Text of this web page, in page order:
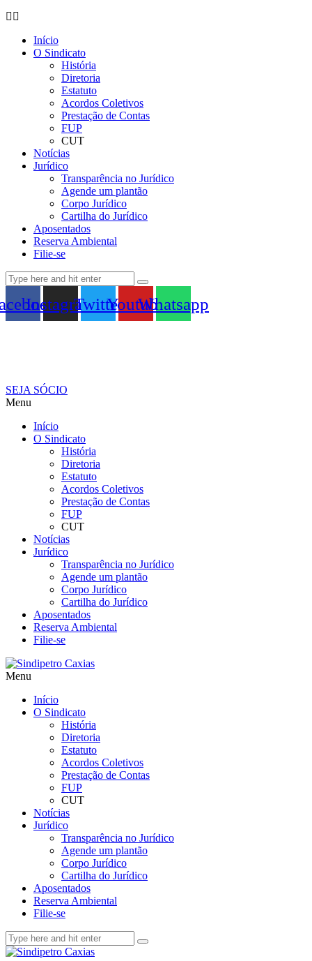
Início
O Sindicato
História
Diretoria
Estatuto
Acordos Coletivos
Prestação de Contas
FUP
CUT
Notícias
Jurídico
Transparência no Jurídico
Agende um plantão
Corpo Jurídico
Cartilha do Jurídico
Aposentados
Reserva Ambiental
Filie-se
InstagramTwitterYoutubeWhatsapp
SEJA SÓCIO
Menu
Início
O Sindicato
História
Diretoria
Estatuto
Acordos Coletivos
Prestação de Contas
FUP
CUT
Notícias
Jurídico
Transparência no Jurídico
Agende um plantão
Corpo Jurídico
Cartilha do Jurídico
Aposentados
Reserva Ambiental
Filie-se
Menu
Início
O Sindicato
História
Diretoria
Estatuto
Acordos Coletivos
Prestação de Contas
FUP
CUT
Notícias
Jurídico
Transparência no Jurídico
Agende um plantão
Corpo Jurídico
Cartilha do Jurídico
Aposentados
Reserva Ambiental
Filie-se